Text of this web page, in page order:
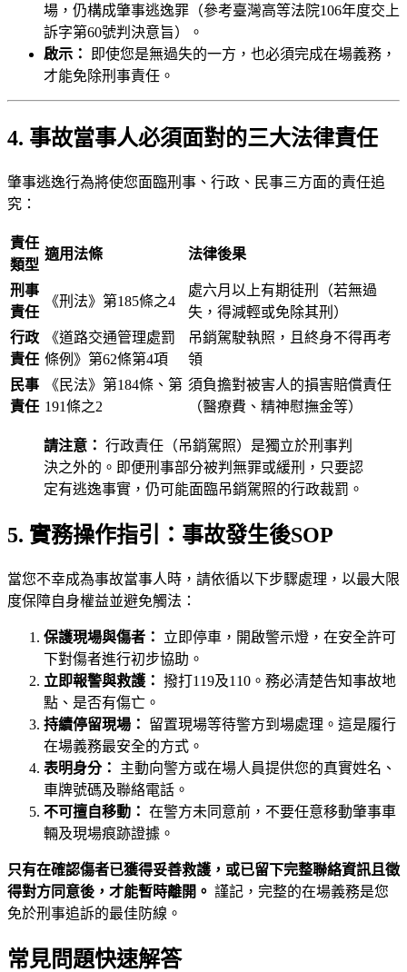
場，仍構成肇事逃逸罪（參考臺灣高等法院106年度交上
訴字第60號判決意旨）。
啟示：
即使您是無過失的一方，也必須完成在場義務，
才能免除刑事責任。
4. 事故當事人必須面對的三大法律責任
肇事逃逸行為將使您面臨刑事、行政、民事三方面的責任追
究：
責任
類型
適用法條 法律後果
刑事
責任
《刑法》第185條之4
處六月以上有期徒刑（若無過
失，得減輕或免除其刑）
行政
責任
《道路交通管理處罰
條例》第62條第4項
吊銷駕駛執照，且終身不得再考
領
民事
責任
《民法》第184條、第
191條之2
須負擔對被害人的損害賠償責任
（醫療費、精神慰撫金等）
請注意： 行政責任（吊銷駕照）是獨立於刑事判
決之外的。即便刑事部分被判無罪或緩刑，只要認
定有逃逸事實，仍可能面臨吊銷駕照的行政裁罰。
5. 實務操作指引：事故發生後SOP
當您不幸成為事故當事人時，請依循以下步驟處理，以最大限
度保障自身權益並避免觸法：
保護現場與傷者：
立即停車，開啟警示燈，在安全許可
下對傷者進行初步協助。
立即報警與救護： 撥打119及110。務必清楚告知事故地
點、是否有傷亡。
持續停留現場：
留置現場等待警方到場處理。這是履行
在場義務最安全的方式。
表明身分：
主動向警方或在場人員提供您的真實姓名、
車牌號碼及聯絡電話。
不可擅自移動： 在警方未同意前，不要任意移動肇事車
輛及現場痕跡證據。
只有在確認傷者已獲得妥善救護，或已留下完整聯絡資訊且徵
得對方同意後，才能暫時離開。 謹記，完整的在場義務是您
免於刑事追訴的最佳防線。
常見問題快速解答